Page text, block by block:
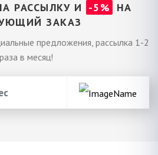
РАССЫЛКУ И -5%
НА
ЗАКАЗ
предложения, рассылка 1-2
раза в месяц!